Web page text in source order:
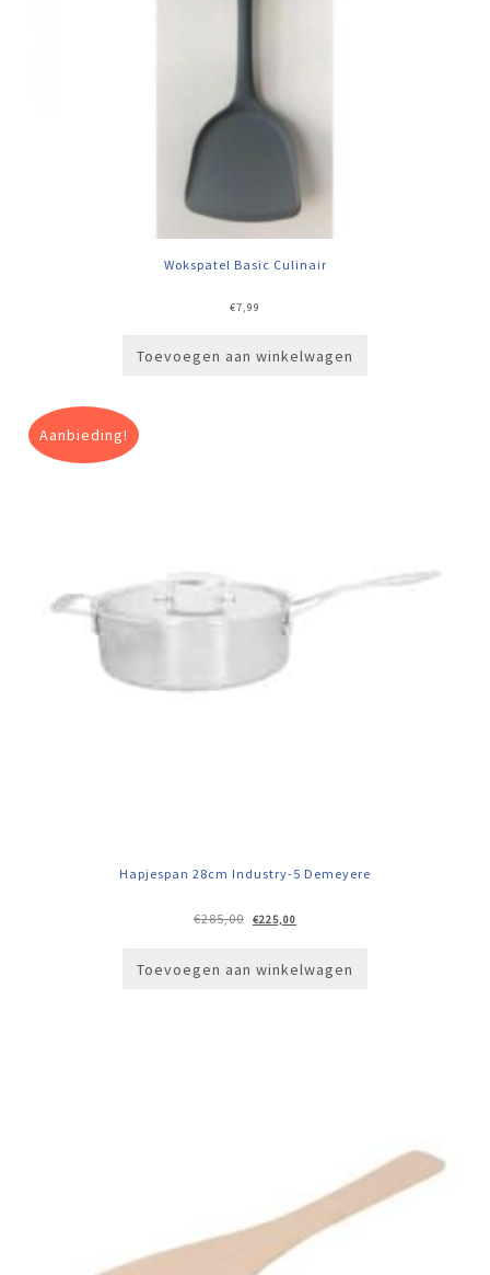
Wokspatel Basic Culinair
€7,99
Toevoegen aan winkelwagen
Aanbieding!
Hapjespan 28cm Industry-5 Demeyere
€285,00
Oorspronkelijke
prijs
€225,00
prijs
Toevoegen aan winkelwagen